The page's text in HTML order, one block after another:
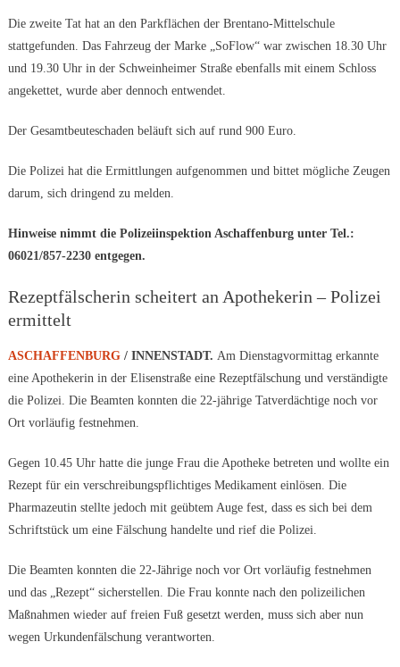
Die zweite Tat hat an den Parkflächen der Brentano-Mittelschule
stattgefunden. Das Fahrzeug der Marke „SoFlow“ war zwischen 18.30 Uhr
und 19.30 Uhr in der Schweinheimer Straße ebenfalls mit einem Schloss
angekettet, wurde aber dennoch entwendet.
Der Gesamtbeuteschaden beläuft sich auf rund 900 Euro.
Die Polizei hat die Ermittlungen aufgenommen und bittet mögliche Zeugen
darum, sich dringend zu melden.
Hinweise nimmt die Polizeiinspektion Aschaffenburg unter Tel.:
06021/857-2230 entgegen.
Rezeptfälscherin scheitert an Apothekerin – Polizei
ermittelt
ASCHAFFENBURG/ INNENSTADT. Am Dienstagvormittag erkannte
eine Apothekerin in der Elisenstraße eine Rezeptfälschung und verständigte
die Polizei. Die Beamten konnten die 22-jährige Tatverdächtige noch vor
Ort vorläufig festnehmen.
Gegen 10.45 Uhr hatte die junge Frau die Apotheke betreten und wollte ein
Rezept für ein verschreibungspflichtiges Medikament einlösen. Die
Pharmazeutin stellte jedoch mit geübtem Auge fest, dass es sich bei dem
Schriftstück um eine Fälschung handelte und rief die Polizei.
Die Beamten konnten die 22-Jährige noch vor Ort vorläufig festnehmen
und das „Rezept“ sicherstellen. Die Frau konnte nach den polizeilichen
Maßnahmen wieder auf freien Fuß gesetzt werden, muss sich aber nun
wegen Urkundenfälschung verantworten.